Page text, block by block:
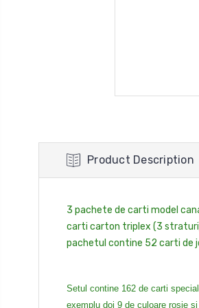
Product Description
3 pachete de carti model
carti carton triplex (3
pachetul contine 52 carti de
Setul contine 162 de carti
exemplu doi 9 de culoare rosie